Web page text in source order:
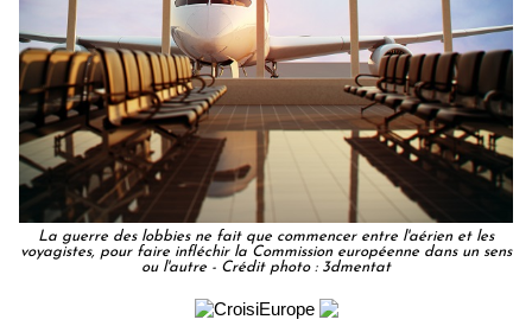
La guerre des lobbies ne fait que commencer entre l'aérien et les
voyagistes, pour faire infléchir la Commission européenne dans un sens
ou l'autre - Crédit photo : 3dmentat